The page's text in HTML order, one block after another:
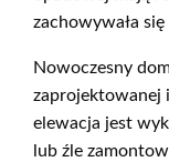
zachowywała
Nowoczesny
zaprojektowanej
elewacja jest
lub źle